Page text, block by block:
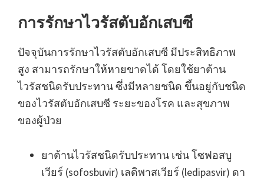
การรักษาไวรัสตับอักเสบซี
ปัจจุบันการรักษาไวรัสตับอักเสบซี มีประสิทธิภาพ
สูง สามารถรักษาให้หายขาดได้ โดยใช้ยาต้าน
ไวรัสชนิดรับประทาน ซึ่งมีหลายชนิด ขึ้นอยู่กับชนิด
ของไวรัสตับอักเสบซี ระยะของโรค และสุขภาพ
ของผู้ป่วย
ยาต้านไวรัสชนิดรับประทาน เช่น โซฟอสบู
เวียร์ (sofosbuvir) เลดิพาสเวียร์ (ledipasvir) ดา